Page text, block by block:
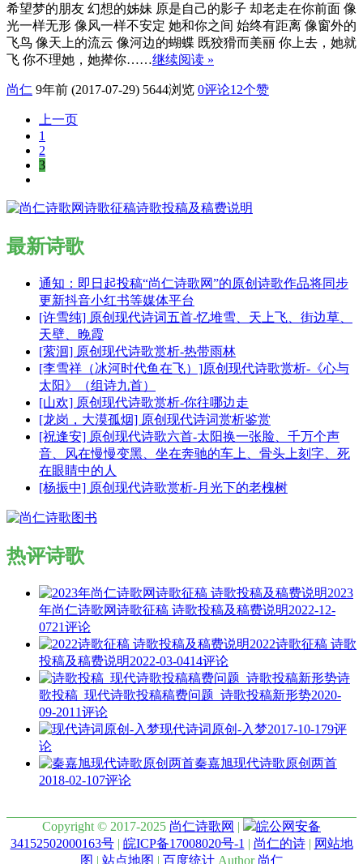
希望梦的朋友 幻想的姊妹 原是自己的影子 却老走在你前面 像
光一样无形 像风一样不安定 她和你之间 始终有距离 像窗外的
飞鸟 像天上的流云 像河边的蝴蝶 既狡猾而美丽 你上去，她就
飞 你不理她，她撵你……继续阅读 »
尚仁 9年前 (2017-07-29) 5644浏览 0评论12个赞
上一页
1
2
3
最新诗歌
通知：即日起投稿“尚仁诗歌网”的原创诗歌作品将同步
更新抖音小红书等媒体平台
[许雪纯] 原创现代诗词五首-忆堆雪、天上飞、街边草、
天壁、晚霞
[萦洄] 原创现代诗歌赏析-热带雨林
[李雪祥（冰河时代鱼在飞）]原创现代诗歌赏析-《心与
太阳》（组诗九首）
[山欢] 原创现代诗歌赏析-你往哪边走
[龙岗，大漠孤烟] 原创现代诗词赏析鉴赏
[祝逢安] 原创现代诗歌六首-太阳换一张脸、千万个声
音、风在慢慢变黑、坐在奔驰的车上、骨头上刻字、死
在眼睛中的人
[杨振中] 原创现代诗歌赏析-月光下的老槐树
热评诗歌
2023
年尚仁诗歌网诗歌征稿 诗歌投稿及稿费说明2022-12-
0721评论
2022诗歌征稿 诗歌
投稿及稿费说明2022-03-0414评论
诗
歌投稿_现代诗歌投稿稿费问题_诗歌投稿新形势2020-
09-2011评论
现代诗词原创-入梦2017-10-179评
论
秦嘉旭现代诗歌原创两首
2018-02-107评论
Copyright © 2017-2025 尚仁诗歌网 |
皖公网安备
34152502000163号| 皖ICP备17008020号-1 | 尚仁的诗| 网站地
图 | 站点地图 | 百度统计Author 尚仁